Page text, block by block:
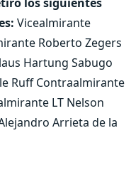
Vicealmirante
Roberto Zegers
Hartung Sabugo
Ruff Contraalmirante
LT Nelson
Arrieta de la